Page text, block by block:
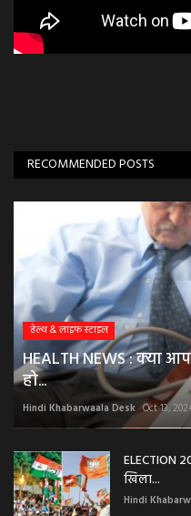
RECOMMENDED POSTS
हेल्थ & लाइफ स्टाइल
HEALTH NEWS : क्या
हो...
Hindi Khabarwaala Desk Oct 13,
ELECTION
खिला...
Hindi